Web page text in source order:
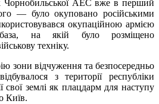
Чорнобильської АЕС вже в перший
— було окуповано російськими
окупаційною армією
на якій було розміщено
техніку.
зони відчуження та безпосередньо
з території республіки
свої землі як плацдарм для наступу
Київ.